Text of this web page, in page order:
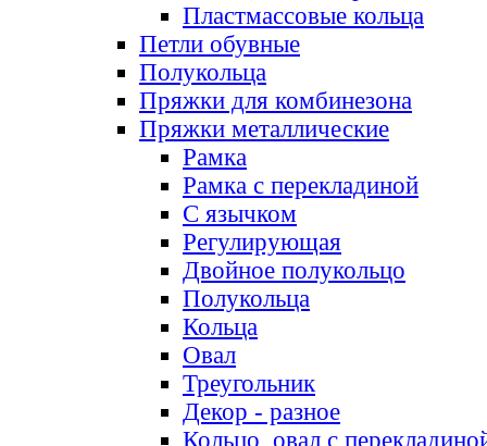
Пластмассовые кольца
Петли обувные
Полукольца
Пряжки для комбинезона
Пряжки металлические
Рамка
Рамка с перекладиной
С язычком
Регулирующая
Двойное полукольцо
Полукольца
Кольца
Овал
Треугольник
Декор - разное
Кольцо, овал с